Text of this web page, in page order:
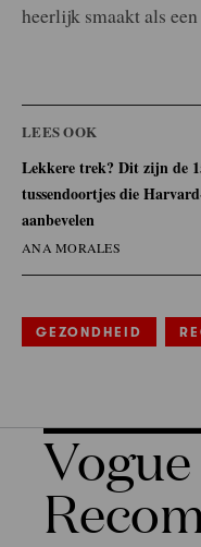
heerlijk smaakt als
LEES OOK
Lekkere trek? Dit zijn de
tussendoortjes die
aanbevelen
ANA MORALES
GEZONDHEID
Vogue